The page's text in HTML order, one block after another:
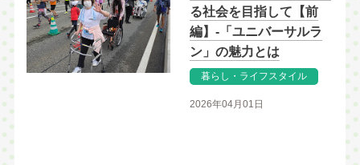
る社会を目指して【前
編】-「ユニバーサルラ
ン」の魅力とは
暮らし・ライフスタイル
2026年04月01日